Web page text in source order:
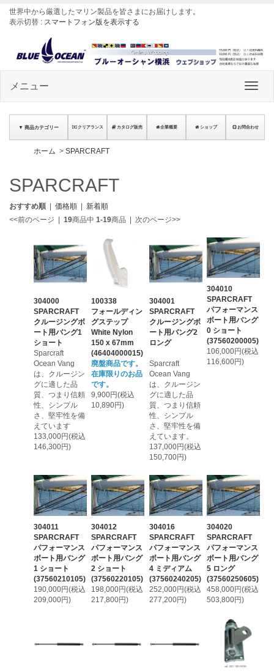
世界中から厳選したマリン製品を皆さまにお届けします。
表示切替 : スマートフォン版を表示する
メニュー
▼ 商品カテゴリー クリアランス カタログ販売 企業概要 ショップ お問合わせ
ホーム > SPARCRAFT
SPARCRAFT
おすすめ順 | 価格順 | 新着順
<<前のページ | 19商品中 1-19商品 | 次のページ>>
304000
SPARCRAFT
クルージングボ
ート用バング1
ショート
Sparcraft
Ocean Vang
は、クルージン
グに適した品
質、つまり信頼
性、シンプル
さ、堅牢性を備
えています
133,000円(税込
146,300円)
100338
フォールディン
グステップ
White Nylon
150 x 67mm
(46404000015)
廃盤商品です。
在庫限りのお品
です。
9,900円(税込
10,890円)
304001
SPARCRAFT
クルージングボ
ート用バング2
ロング
Sparcraft
Ocean Vang
は、クルージン
グに適した品
質、つまり信頼
性、シンプル
さ、堅牢性を備
えています。
137,000円(税込
150,700円)
304010
SPARCRAFT
パフォーマンス
ボート用バング
0 ショート
(37560200005)
106,000円(税込
116,600円)
304011
SPARCRAFT
パフォーマンス
ボート用バング
1 ショート
(37560210105)
190,000円(税込
209,000円)
304012
SPARCRAFT
パフォーマンス
ボート用バング
2 ショート
(37560220105)
198,000円(税込
217,800円)
304016
SPARCRAFT
パフォーマンス
ボート用バング
4 ミディアム
(37560240205)
252,000円(税込
277,200円)
304020
SPARCRAFT
パフォーマンス
ボート用バング
5 ロング
(37560250605)
458,000円(税込
503,800円)